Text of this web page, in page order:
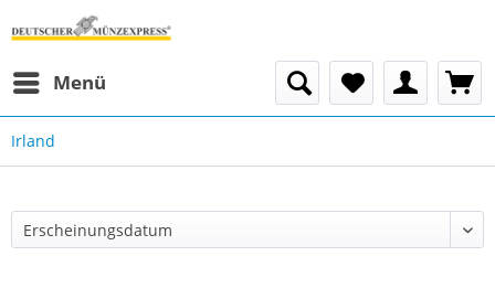
Menü
Irland